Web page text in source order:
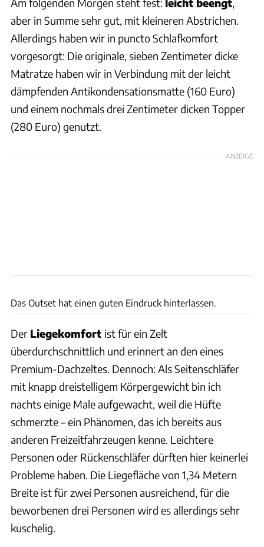
aber in Summe sehr gut, mit kleineren Abstrichen.
Allerdings haben wir in puncto Schlafkomfort
vorgesorgt: Die originale, sieben Zentimeter dicke
Matratze haben wir in Verbindung mit der leicht
dämpfenden Antikondensationsmatte (160 Euro)
und einem nochmals drei Zentimeter dicken Topper
(280 Euro) genutzt.
ANZEIGE
Das Outset hat einen guten Eindruck hinterlassen.
Der Liegekomfort ist für ein Zelt
überdurchschnittlich und erinnert an den eines
Premium-Dachzeltes. Dennoch: Als Seitenschläfer
mit knapp dreistelligem Körpergewicht bin ich
nachts einige Male aufgewacht, weil die Hüfte
schmerzte – ein Phänomen, das ich bereits aus
anderen Freizeitfahrzeugen kenne. Leichtere
Personen oder Rückenschläfer dürften hier keinerlei
Probleme haben. Die Liegefläche von 1,34 Metern
Breite ist für zwei Personen ausreichend, für die
beworbenen drei Personen wird es allerdings sehr
kuschelig.